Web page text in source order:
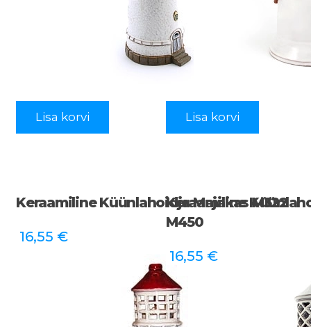
Lisa korvi Lisa korvi
Keraamiline Küünlahoidja Majakas M322
16,55 €
Keraamiline
M450
16,55 €